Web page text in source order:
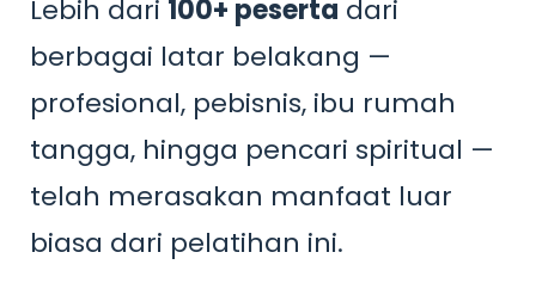
Lebih dari 100+ peserta dari
berbagai latar belakang —
profesional, pebisnis, ibu rumah
tangga, hingga pencari spiritual —
telah merasakan manfaat luar
biasa dari pelatihan ini.